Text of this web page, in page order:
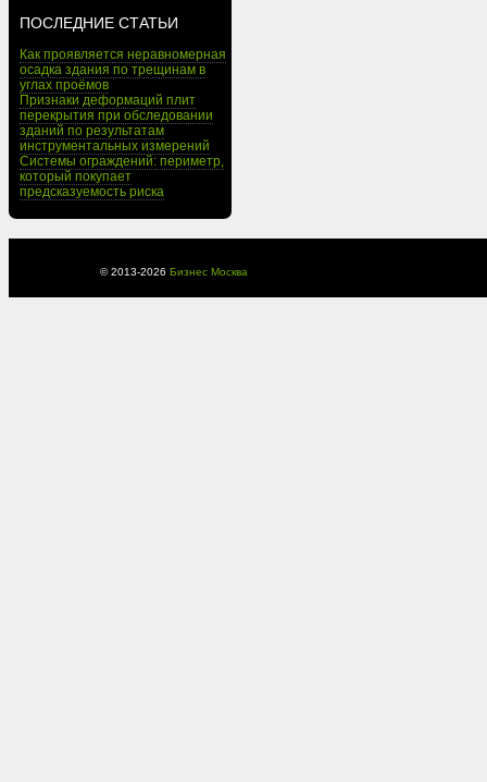
ПОСЛЕДНИЕ СТАТЬИ
Как проявляется неравномерная
осадка здания по трещинам в
углах проёмов
Признаки деформаций плит
перекрытия при обследовании
зданий по результатам
инструментальных измерений
Системы ограждений: периметр,
который покупает
предсказуемость риска
© 2013-2026 Бизнес Москва